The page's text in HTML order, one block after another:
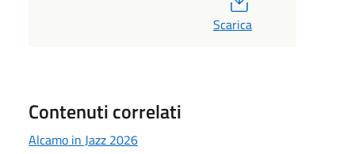
Scarica
Contenuti correlati
Alcamo in Jazz 2026